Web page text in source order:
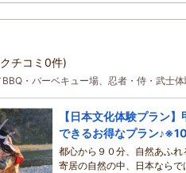
チコミ0件)
・バーベキュー場、忍者・侍・武士
【日本文化体験プラン
できるお得なプラン
都心から９０分、自然あふ
寄居の自然の中、日本ならで